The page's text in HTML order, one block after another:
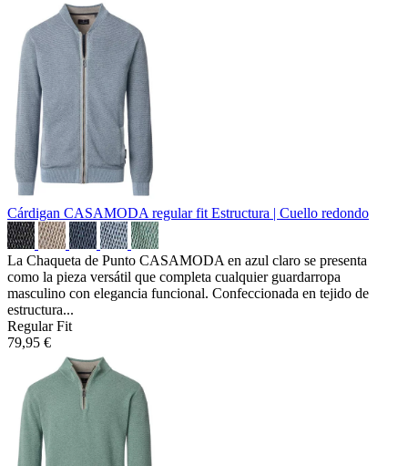
Cárdigan CASAMODA regular fit Estructura | Cuello redondo
La Chaqueta de Punto CASAMODA en azul claro se presenta
como la pieza versátil que completa cualquier guardarropa
masculino con elegancia funcional. Confeccionada en tejido de
estructura...
Regular Fit
79,95 €